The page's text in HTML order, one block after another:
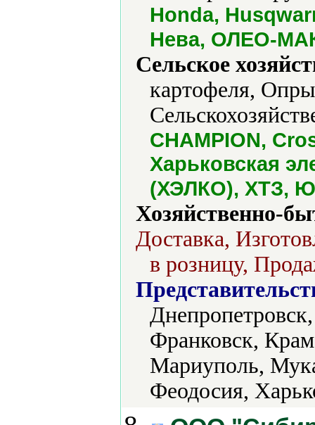
Honda,
Нева, ОЛЕО-
Сельское
картофеля,
CHAMPION,
Харьковская
(ХЭЛКО), ХТЗ,
Хозяйственно-
Доставка,
в розницу,
Франковск,
Мариуполь,
Феодосия,